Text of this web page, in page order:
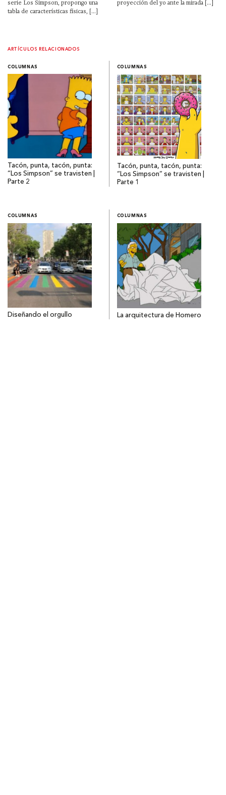
serie Los Simpson, propongo una
tabla de características físicas, [...]
proyección del yo ante la mirada [...]
ARTÍCULOS RELACIONADOS
COLUMNAS
Tacón, punta, tacón, punta:
“Los Simpson” se travisten |
Parte 2
COLUMNAS
Tacón, punta, tacón, punta:
“Los Simpson” se travisten |
Parte 1
COLUMNAS
Diseñando el orgullo
COLUMNAS
La arquitectura de Homero